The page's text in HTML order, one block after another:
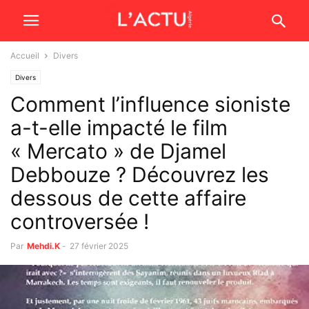
Accueil Divers
Divers
Comment l’influence sioniste
a-t-elle impacté le film
« Mercato » de Djamel
Debbouze ? Découvrez les
dessous de cette affaire
controversée !
Par Mehdi.K - 27 février 2025